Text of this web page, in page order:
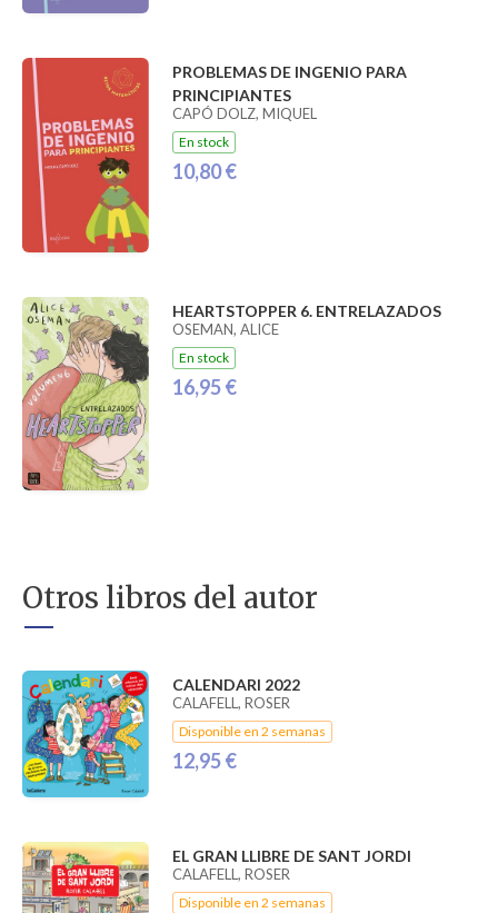
PROBLEMAS DE INGENIO PARA
PRINCIPIANTES
CAPÓ DOLZ, MIQUEL
En stock
10,80 €
HEARTSTOPPER 6. ENTRELAZADOS
OSEMAN, ALICE
En stock
16,95 €
Otros libros del autor
CALENDARI 2022
CALAFELL, ROSER
Disponible en 2 semanas
12,95 €
EL GRAN LLIBRE DE SANT JORDI
CALAFELL, ROSER
Disponible en 2 semanas